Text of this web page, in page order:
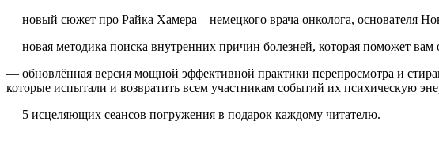
— новый сюжет про Райка Хамера – немецкого врача онколога, основателя
— новая методика поиска внутренних причин болезней, которая поможет
— обновлённая версия мощной эффективной практики перепросмотра и
которые испытали и возвратить всем участникам событий их психическую
— 5 исцеляющих сеансов погружения в подарок каждому читателю.